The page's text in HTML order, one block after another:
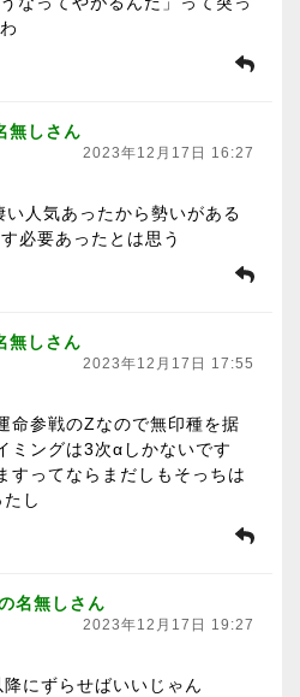
無しさん
2023年12月17日 16:27
人気あったから勢いがある
必要あったとは思う
無しさん
2023年12月17日 17:55
命参戦のZなので無印種を据
ミングは3次αしかないです
すってならまだしもそっちは
し
名無しさん
2023年12月17日 19:27
にずらせばいいじゃん